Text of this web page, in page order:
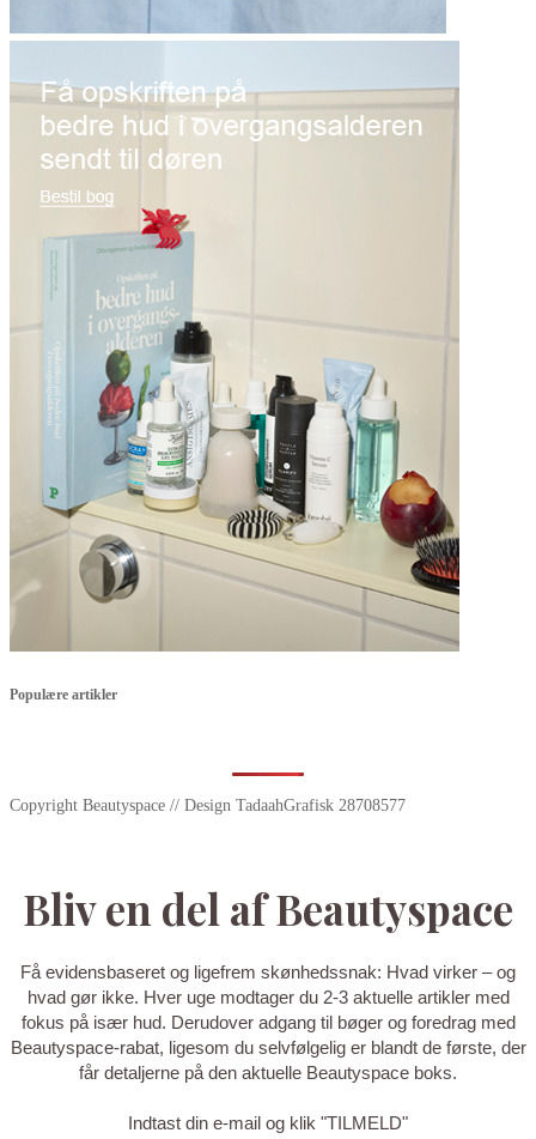
Populære artikler
Copyright Beautyspace // Design TadaahGrafisk 28708577
Bliv en del af Beautyspace
Få evidensbaseret og ligefrem skønhedssnak: Hvad virker – og
hvad gør ikke. Hver uge modtager du 2-3 aktuelle artikler med
fokus på især hud. Derudover adgang til bøger og foredrag med
Beautyspace-rabat, ligesom du selvfølgelig er blandt de første, der
får detaljerne på den aktuelle Beautyspace boks.
Indtast din e-mail og klik "TILMELD"